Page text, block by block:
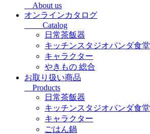
About us
オンラインカタログ
Catalog
日常茶飯器
キッチンスタジオパンダ食堂
キャラクター
やきもの 総合
お取り扱い商品
Products
日常茶飯器
キッチンスタジオパンダ食堂
キャラクター
ごはん鍋